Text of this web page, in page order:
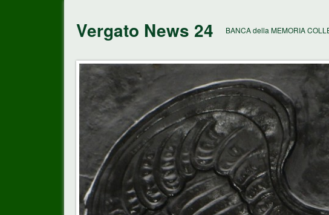
Vergato News 24 BANCA della MEMORIA